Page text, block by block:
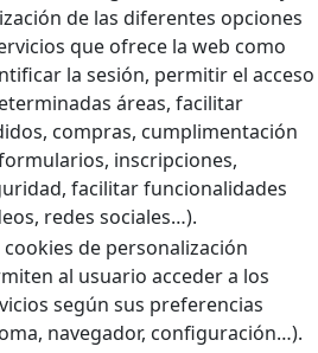
de las diferentes opciones
que ofrece la web como
la sesión, permitir el acceso
áreas, facilitar
compras, cumplimentación
inscripciones,
facilitar funcionalidades
redes sociales…).
cookies de personalización
al usuario acceder a los
según sus preferencias
navegador, configuración…).